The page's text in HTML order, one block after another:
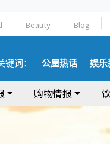
Beauty Blog
键词： 公屋热话 娱乐
购物情报